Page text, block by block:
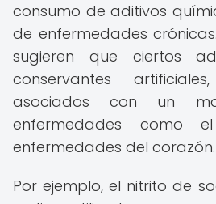
consumo de aditivos
de enfermedades
sugieren que ciertos
conservantes
asociados con un
enfermedades como
enfermedades del corazón.
Por ejemplo, el nitrito de